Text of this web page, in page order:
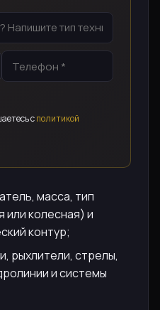
сполитикой
масса, тип
или колесная) и
контур;
рыхлители, стрелы,
и системы